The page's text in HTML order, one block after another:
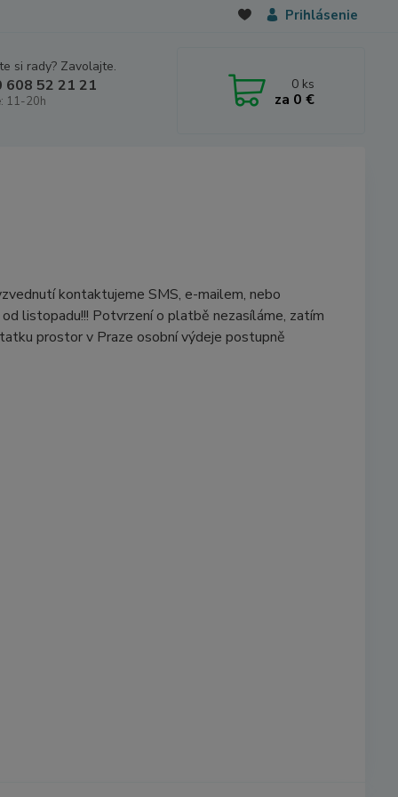
Prihlásenie
si rady? Zavolajte.
608 52 21 21
11-20h
0 ks
za 0 €
kontaktujeme SMS, e-mailem, nebo
listopadu!!! Potvrzení o platbě nezasíláme, zatím
prostor v Praze osobní výdeje postupně